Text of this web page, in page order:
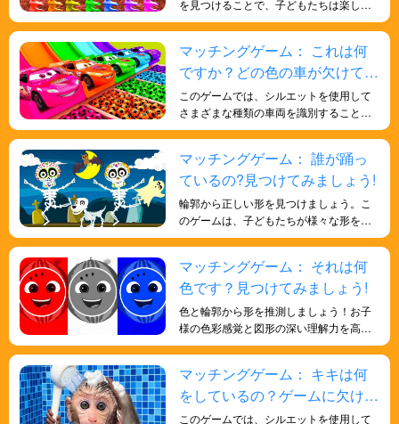
を見つけることで、子どもたちは楽しみ
ながら学ぶことができます。このアクテ
力、反応力の向上に役立ちます。また、
認知能力を高め、全体的な発達の確固た
る基盤を築きます。
マッチングゲーム： これは何
ですか？どの色の車が欠けてい
ますか?色と形について学ぼ
う！
このゲームでは、シルエットを使用して
さまざまな種類の車両を識別すること
で、子供たちの形状識別スキルを向上さ
に楽しく効果的に身につけさせることが
できます。
マッチングゲーム： 誰が踊っ
ているの?見つけてみましょう!
輪郭から正しい形を見つけましょう。こ
のゲームは、子どもたちが様々な形を認
識するのに役立ちます。楽しくてワクワ
の記憶力を向上させます。また、子ども
たちの色覚を向上させ、形についてより
深く学ぶのにも役立ちます。
マッチングゲーム： それは何
色です？見つけてみましょう!
色と輪郭から形を推測しましょう！お子
様の色彩感覚と図形の深い理解力を高め
るのに役立ちます。
マッチングゲーム： キキは何
をしているの？ゲームに欠けて
いる部分を見つけよう！
このゲームでは、シルエットを使用して